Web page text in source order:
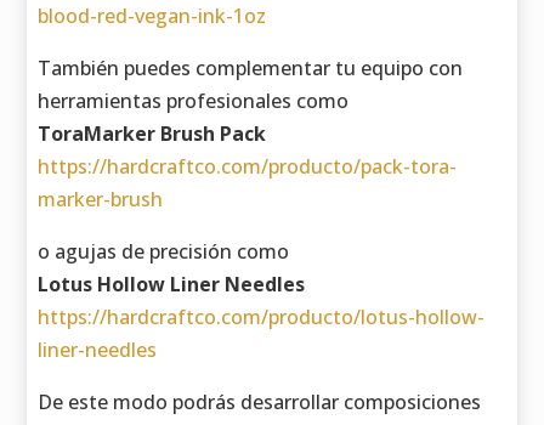
blood-red-vegan-ink-1oz
También puedes complementar tu equipo con
herramientas profesionales como
ToraMarker Brush Pack
https://hardcraftco.com/producto/pack-tora-
marker-brush
o agujas de precisión como
Lotus Hollow Liner Needles
https://hardcraftco.com/producto/lotus-hollow-
liner-needles
De este modo podrás desarrollar composiciones